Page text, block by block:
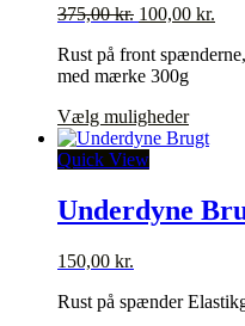
375,00kr. Den
pris
var:
100,00 kr.
pris
Rust på front
med mærke 300g
Vælg mulighederDette
vare
Quick View
Underdyne
150,00 kr.
Rust på spænder